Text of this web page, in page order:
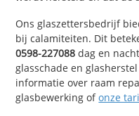
Ons glaszettersbedrijf
bij calamiteiten. Dit
0598-227088 dag en
glasschade en
informatie over raam
glasbewerking ofonze